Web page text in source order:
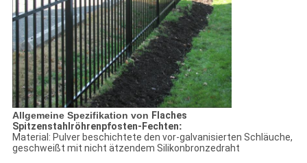
Allgemeine Spezifikation von Flaches
Spitzenstahlröhrenpfosten-Fechten:
Material: Pulver beschichtete den vor-galvanisierten Schläuche,
geschweißt mit nicht ätzendem Silikonbronzedraht